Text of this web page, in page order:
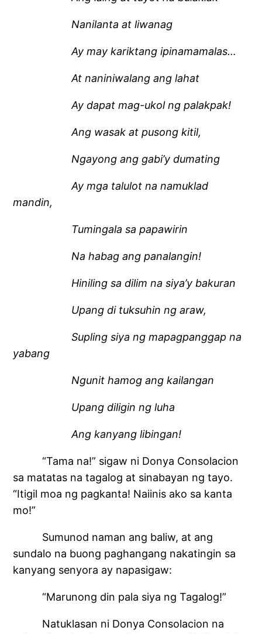
Nanilanta at liwanag
Ay may kariktang ipinamamalas…
At naniniwalang ang lahat
Ay dapat mag-ukol ng palakpak!
Ang wasak at pusong kitil,
Ngayong ang gabi’y dumating
Ay mga talulot na namuklad
mandin,
Tumingala sa papawirin
Na habag ang panalangin!
Hiniling sa dilim na siya’y bakuran
Upang di tuksuhin ng araw,
Supling siya ng mapagpanggap na
yabang
Ngunit hamog ang kailangan
Upang diligin ng luha
Ang kanyang libingan!
“Tama na!” sigaw ni Donya Consolacion
sa matatas na tagalog at sinabayan ng tayo.
“Itigil moa ng pagkanta! Naiinis ako sa kanta
mo!”
Sumunod naman ang baliw, at ang
sundalo na buong paghangang nakatingin sa
kanyang senyora ay napasigaw:
“Marunong din pala siya ng Tagalog!”
Natuklasan ni Donya Consolacion na